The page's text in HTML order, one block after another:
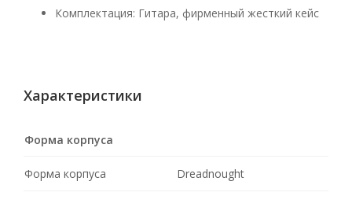
Комплектация: Гитара, фирменный жесткий кейс
Характеристики
Форма корпуса
Форма корпуса Dreadnought